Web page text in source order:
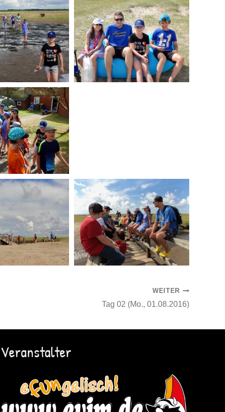
WEITER
Tag 02 (Mo., 01.08.2016)
Veranstalter